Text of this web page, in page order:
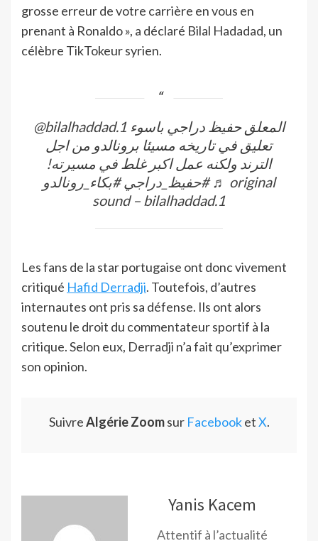
grosse erreur de votre carrière en vous en
prenant à Ronaldo », a déclaré Bilal Hadadad, un
célèbre TikTokeur syrien.
@bilalhaddad.1
تعليق في تاريخه مسيئا برونالدو من اجل
الترند ولكنه عمل اكبر غلط في مسيرته!
#حفيظ_دراجي #بكاء_رونالدو
♬ original
sound – bilalhaddad.1
Les fans de la star portugaise ont donc vivement
critiqué Hafid Derradji. Toutefois, d’autres
internautes ont pris sa défense. Ils ont alors
soutenu le droit du commentateur sportif à la
critique. Selon eux, Derradji n’a fait qu’exprimer
son opinion.
SuivreAlgérie Zoomsur FacebooketX.
Yanis Kacem
Attentif à l’actualité